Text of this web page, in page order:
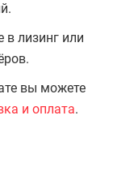
в лизинг или
вы можете
и оплата.